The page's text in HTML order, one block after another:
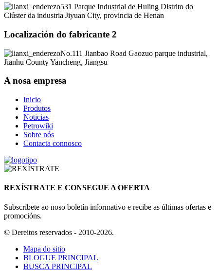
531 Parque Industrial de Huling Distrito do
Clúster da industria Jiyuan City, provincia de Henan
Localización do fabricante 2
No.111 Jianbao Road Gaozuo parque industrial,
Jianhu County Yancheng, Jiangsu
A nosa empresa
Inicio
Produtos
Noticias
Petrowiki
Sobre nós
Contacta connosco
REXÍSTRATE E CONSEGUE A OFERTA
Subscríbete ao noso boletín informativo e recibe as últimas ofertas e
promocións.
© Dereitos reservados - 2010-2026.
Mapa do sitio
BLOGUE PRINCIPAL
BUSCA PRINCIPAL